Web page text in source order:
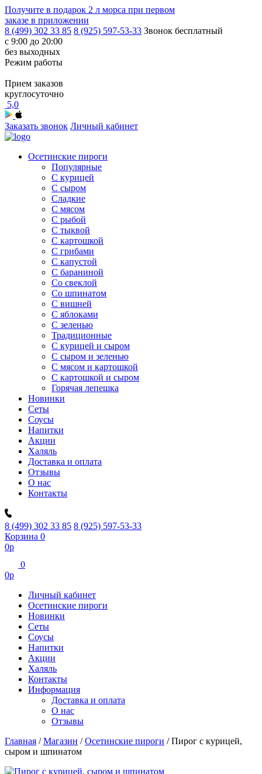
Получите в подарок 2 л морса при первом
заказе в приложении
8 (499) 302 33 85 8 (925) 597-53-33 Звонок бесплатный
с 9:00 до 20:00
без выходных
Режим работы
Прием заказов
круглосуточно
5,0
Заказать звонок Личный кабинет
Осетинские пироги
Популярные
С курицей
С сыром
Сладкие
С мясом
С рыбой
С тыквой
С картошкой
С грибами
С капустой
C бараниной
Со свеклой
Со шпинатом
С вишней
С яблоками
С зеленью
Традиционные
С курицей и сыром
С сыром и зеленью
С мясом и картошкой
С картошкой и сыром
Горячая лепешка
Новинки
Сеты
Соусы
Напитки
Акции
Халяль
Доставка и оплата
Отзывы
О нас
Контакты
8 (499) 302 33 85 8 (925) 597-53-33
Корзина 0
0р
0
0р
Личный кабинет
Осетинские пироги
Новинки
Сеты
Соусы
Напитки
Акции
Халяль
Контакты
Информация
Доставка и оплата
О нас
Отзывы
Главная /Магазин /Осетинские пироги /Пирог с курицей,
сыром и шпинатом